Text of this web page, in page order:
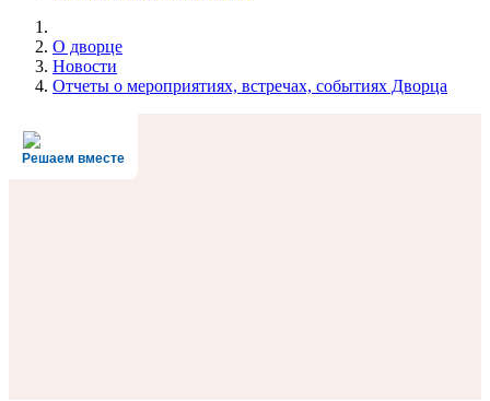
О дворце
Новости
Отчеты о мероприятиях, встречах, событиях Дворца
Решаем вместе